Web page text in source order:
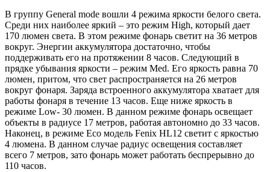
В группу General mode вошли 4 режима яркости белого света.
Среди них наиболее яркий – это режим High, который дает
170 люмен света. В этом режиме фонарь светит на 36 метров
вокруг. Энергии аккумулятора достаточно, чтобы
поддерживать его на протяжении 8 часов. Следующий в
прядке убывания яркости – режим Med. Его яркость равна 70
люмен, притом, что свет распространяется на 26 метров
вокруг фонаря. Заряда встроенного аккумулятора хватает для
работы фонаря в течение 13 часов. Еще ниже яркость в
режиме Low- 30 люмен. В данном режиме фонарь освещает
объекты в радиусе 17 метров, работая автономно до 33 часов.
Наконец, в режиме Eco модель Fenix HL12 светит с яркостью
4 люмена. В данном случае радиус освещения составляет
всего 7 метров, зато фонарь может работать беспрерывно до
110 часов.